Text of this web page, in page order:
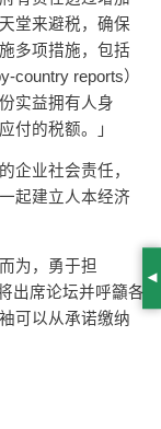
堂来避税，确保
多项措施，包括
country reports）
实益拥有人身
付的税额。」
企业社会责任，
起建立人本经济
为，勇于担
出席论坛并呼籲各
可以从承诺缴纳